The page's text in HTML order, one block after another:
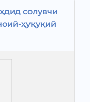
солувчи
ҳуқуқий